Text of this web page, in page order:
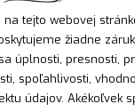
tejto webovej
žiadne
úplnosti, presnosti,
spoľahlivosti,
údajov. Akékoľvek